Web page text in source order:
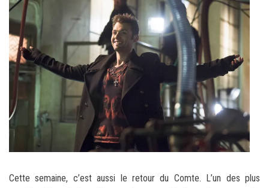
Cette semaine, c’est aussi le retour du Comte. L’un des plus